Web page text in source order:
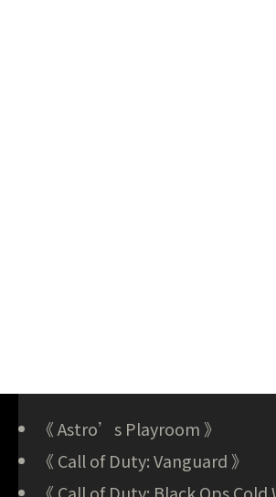
《 Astro’s Playroom 》
《 Call of Duty: Vanguard 》